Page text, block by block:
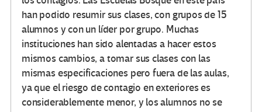
han podido resumir sus clases, con grupos de 15
alumnos y con un líder por grupo. Muchas
instituciones han sido alentadas a hacer estos
mismos cambios, a tomar sus clases con las
mismas especificaciones pero fuera de las aulas,
ya que el riesgo de contagio en exteriores es
considerablemente menor, y los alumnos no se